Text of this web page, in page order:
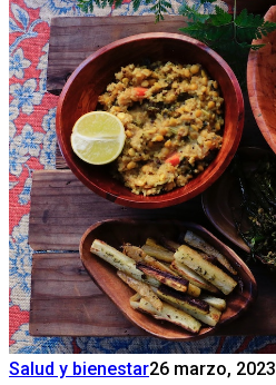
Salud y bienestar26 marzo, 2023